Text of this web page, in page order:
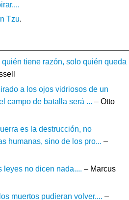
Tzu.
quién tiene razón, solo quién queda
a los ojos vidriosos de un
campo de batalla será ... – Otto
es la destrucción, no
humanas, sino de los pro... –
leyes no dicen nada.... – Marcus
muertos pudieran volver.... –